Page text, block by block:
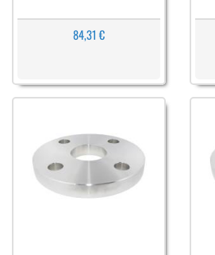
84,31 €